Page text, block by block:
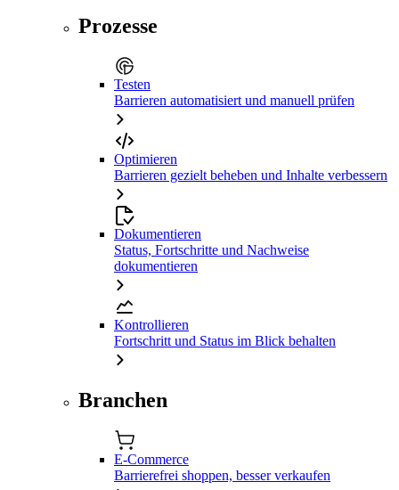
Prozesse
Testen
Barrieren automatisiert und manuell prüfen
Optimieren
Barrieren gezielt beheben und Inhalte verbessern
Dokumentieren
Status, Fortschritte und Nachweise
dokumentieren
Kontrollieren
Fortschritt und Status im Blick behalten
Branchen
E-Commerce
Barrierefrei shoppen, besser verkaufen